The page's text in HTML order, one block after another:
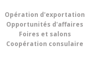
Opération d'exportation
Opportunités d'affaires
Foires et salons
Coopération consulaire